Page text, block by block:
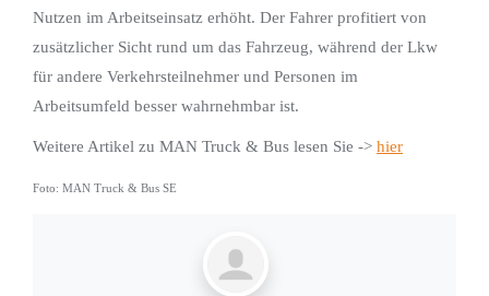
Nutzen im Arbeitseinsatz erhöht. Der Fahrer profitiert von
zusätzlicher Sicht rund um das Fahrzeug, während der Lkw
für andere Verkehrsteilnehmer und Personen im
Arbeitsumfeld besser wahrnehmbar ist.
Weitere Artikel zu MAN Truck & Bus lesen Sie -> hier
Foto: MAN Truck & Bus SE